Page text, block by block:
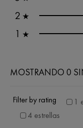
2 ★
1 ★
MOSTRANDO 0
Filter by rating 1
4 estrellas